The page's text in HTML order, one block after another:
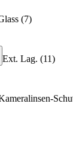
(7)
Ext. Lag. (11)